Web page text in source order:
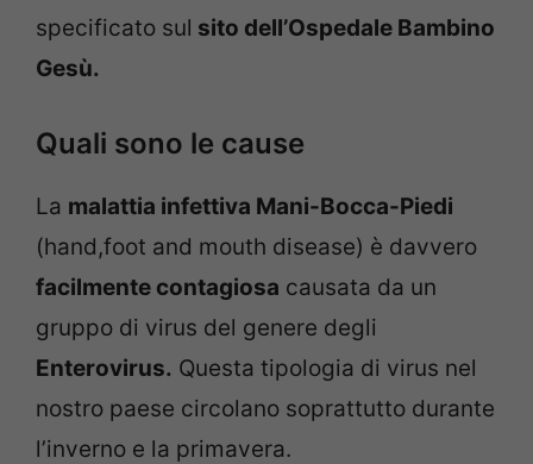
specificato sul sito dell’Ospedale Bambino
Gesù.
Quali sono le cause
La malattia infettiva Mani-Bocca-Piedi
(hand,foot and mouth disease) è davvero
facilmente contagiosa causata da un
gruppo di virus del genere degli
Enterovirus. Questa tipologia di virus nel
nostro paese circolano soprattutto durante
l’inverno e la primavera.